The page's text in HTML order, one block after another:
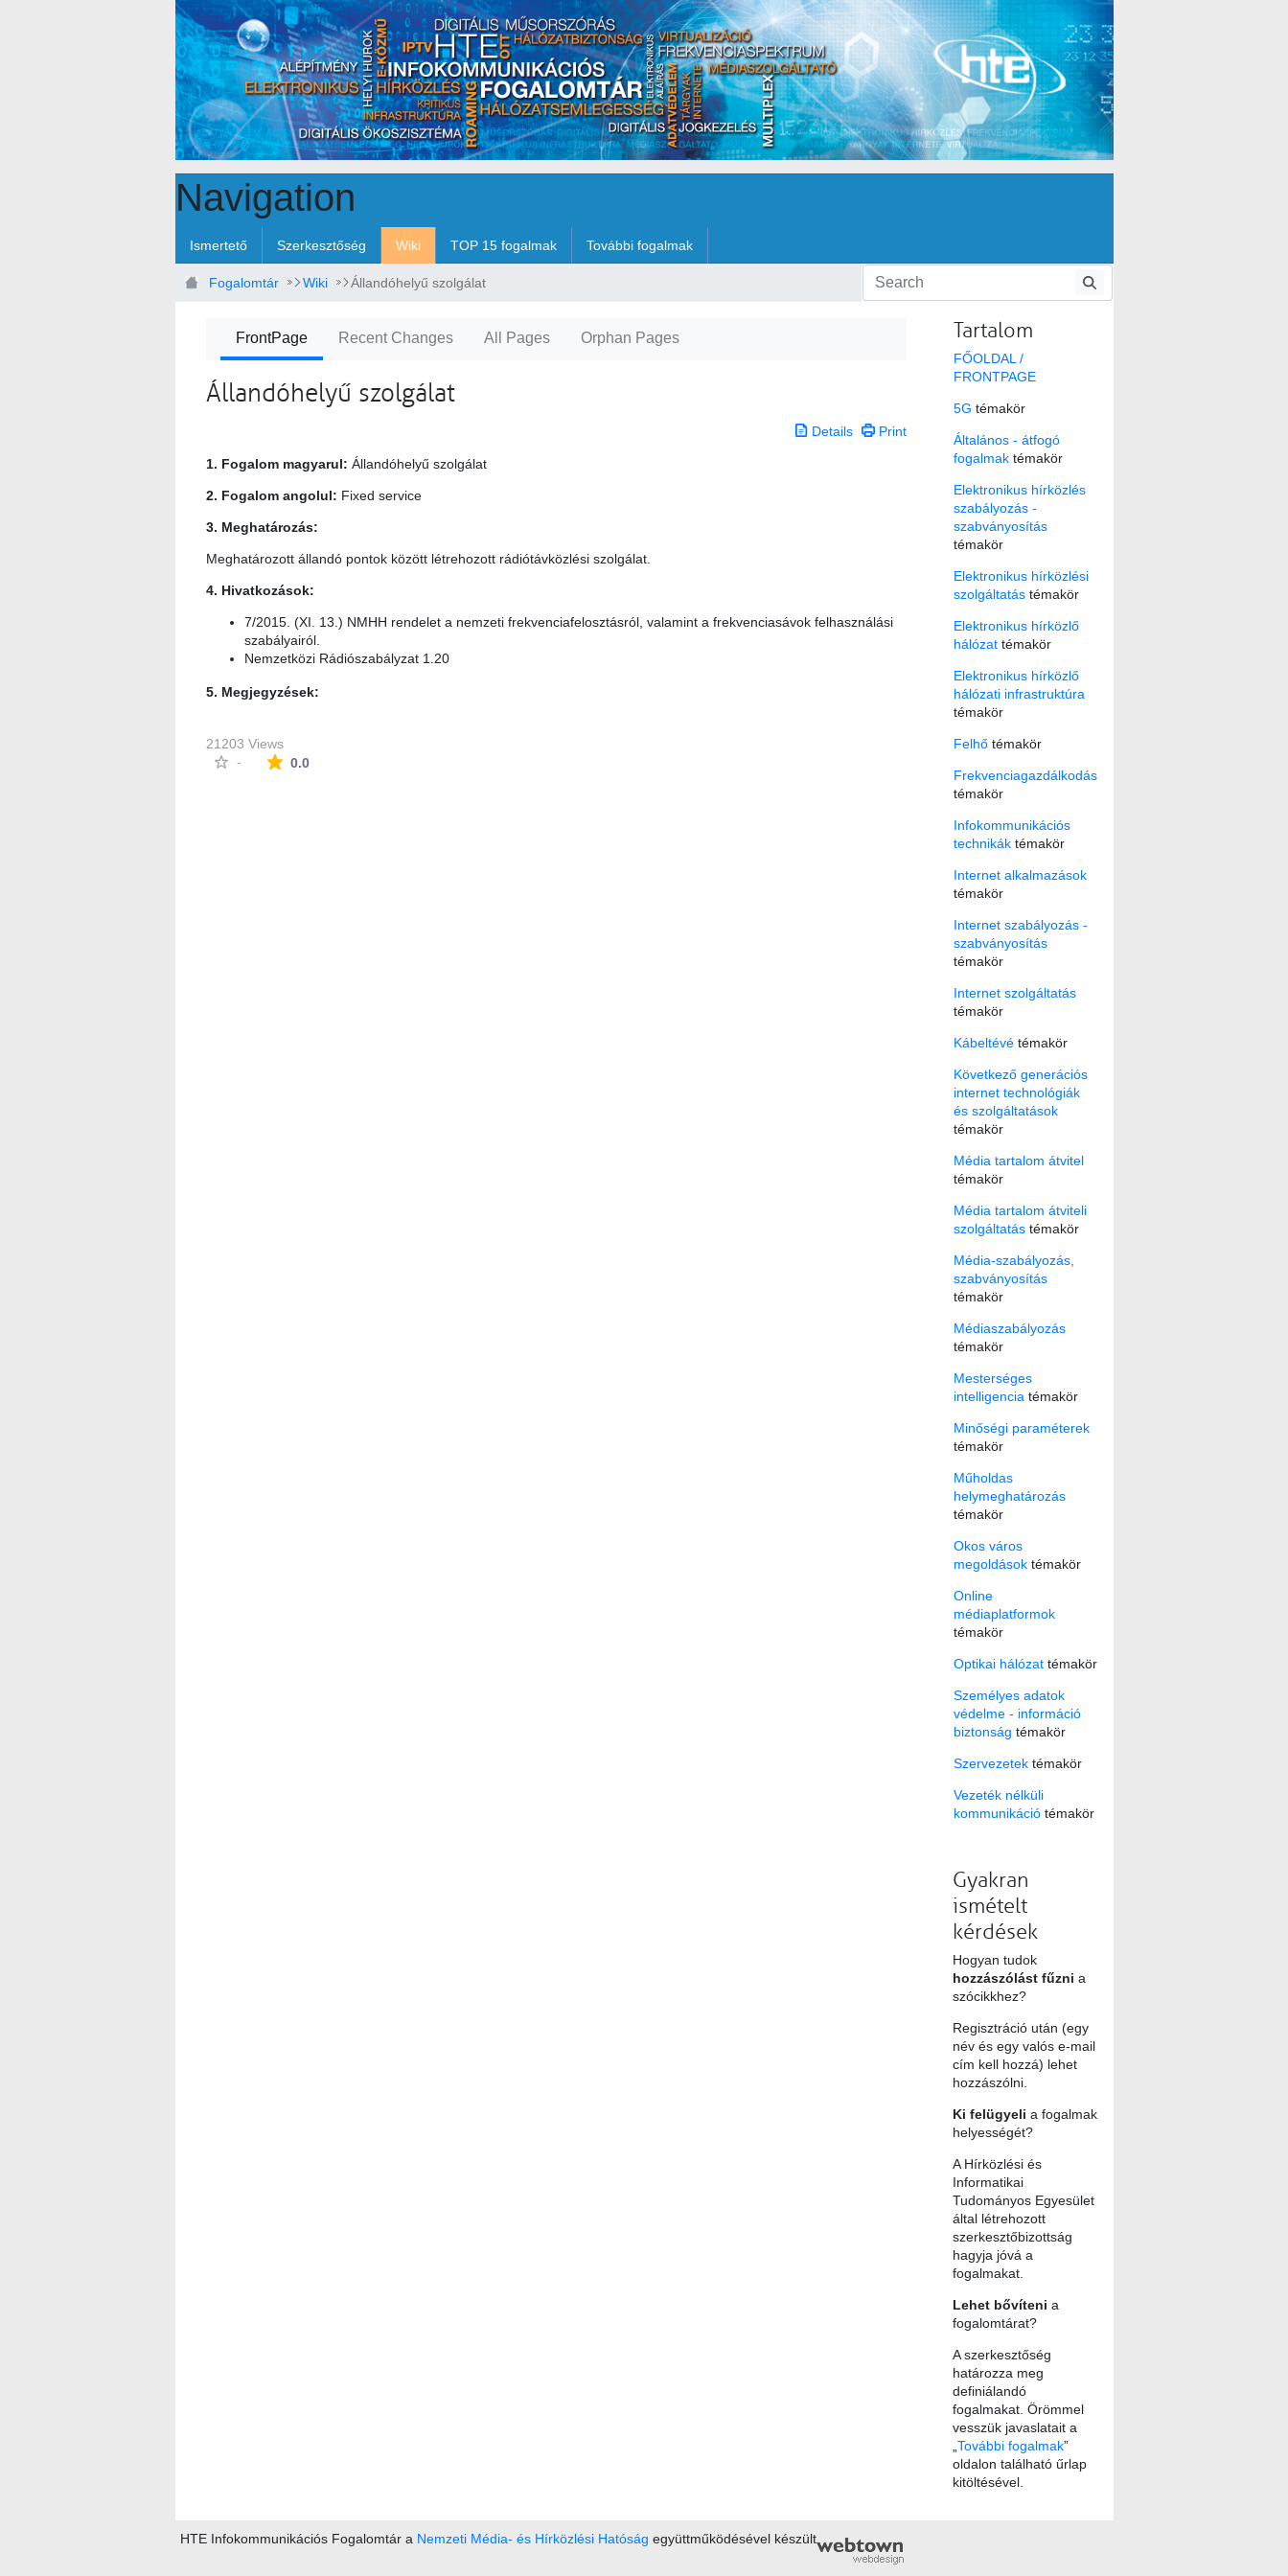
Navigation
Ismertető Szerkesztőség Wiki TOP 15 fogalmak További fogalmak
Fogalomtár Wiki Állandóhelyű szolgálat
FrontPage Recent Changes All Pages Orphan Pages
Állandóhelyű szolgálat
Details Print
1. Fogalom magyarul: Állandóhelyű szolgálat
2. Fogalom angolul: Fixed service
3. Meghatározás:
Meghatározott állandó pontok között létrehozott rádiótávközlési szolgálat.
4. Hivatkozások:
7/2015. (XI. 13.) NMHH rendelet a nemzeti frekvenciafelosztásról, valamint a frekvenciasávok felhasználási
szabályairól.
Nemzetközi Rádiószabályzat 1.20
5. Megjegyzések:
21203 Views
-
0.0The average rating is 0 stars out of 5.
Tartalom
FŐOLDAL /
FRONTPAGE
5G témakör
Általános - átfogó
fogalmaktémakör
Elektronikus hírközlés
szabályozás -
szabványosítás
témakör
Elektronikus hírközlési
szolgáltatástémakör
Elektronikus hírközlő
hálózattémakör
Elektronikus hírközlő
hálózati infrastruktúra
témakör
Felhőtémakör
Frekvenciagazdálkodás
témakör
Infokommunikációs
technikáktémakör
Internet alkalmazások
témakör
Internet szabályozás -
szabványosítás
témakör
Internet szolgáltatás
témakör
Kábeltévétémakör
Következő generációs
internet technológiák
és szolgáltatások
témakör
Média tartalom átvitel
témakör
Média tartalom átviteli
szolgáltatástémakör
Média-szabályozás,
szabványosítás
témakör
Médiaszabályozás
témakör
Mesterséges
intelligencia témakör
Minőségi paraméterek
témakör
Műholdas
helymeghatározás
témakör
Okos város
megoldásoktémakör
Online
médiaplatformok
témakör
Optikai hálózattémakör
Személyes adatok
védelme - információ
biztonság témakör
Szervezetektémakör
Vezeték nélküli
kommunikációtémakör
Gyakran
ismételt
kérdések
Hogyan tudok
hozzászólást fűzni a
szócikkhez?
Regisztráció után (egy
név és egy valós e-mail
cím kell hozzá) lehet
hozzászólni.
Ki felügyeli a fogalmak
helyességét?
A Hírközlési és
Informatikai
Tudományos Egyesület
által létrehozott
szerkesztőbizottság
hagyja jóvá a
fogalmakat.
Lehet bővíteni a
fogalomtárat?
A szerkesztőség
határozza meg
definiálandó
fogalmakat. Örömmel
vesszük javaslatait a
További fogalmak”
oldalon található űrlap
kitöltésével.
HTE Infokommunikációs Fogalomtár a Nemzeti Média- és Hírközlési Hatóság együttműködésével készült